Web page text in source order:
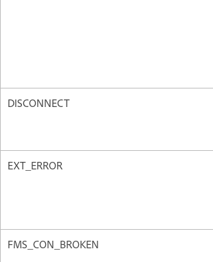
DISCONNECT
EXT_ERROR
FMS_CON_BROKEN